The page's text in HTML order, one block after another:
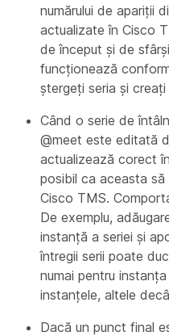
numărului de apariții
actualizate în Cisco
de început și de
funcționează
ștergeți seria și creați
Când o serie de
@meet este editată
actualizează corect
posibil ca aceasta
Cisco TMS.
De exemplu,
instanță a seriei și
întregii serii poate
numai pentru
instanțele, altele
Dacă un punct final